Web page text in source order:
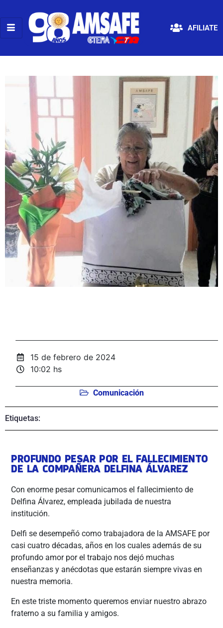
AFILIATE
15 de febrero de 2024
10:02 hs
Comunicación
Etiquetas:
PROFUNDO PESAR POR EL FALLECIMIENTO
DE LA COMPAÑERA DELFINA ÁLVAREZ
Con enorme pesar comunicamos el fallecimiento de
Delfina Álvarez, empleada jubilada de nuestra
institución.
Delfi se desempeñó como trabajadora de la AMSAFE por
casi cuatro décadas, años en los cuales además de su
profundo amor por el trabajo nos dejó muchas
enseñanzas y anécdotas que estarán siempre vivas en
nuestra memoria.
Eneste triste momento queremos enviar nuestro abrazo
fraterno a su familia y amigos.